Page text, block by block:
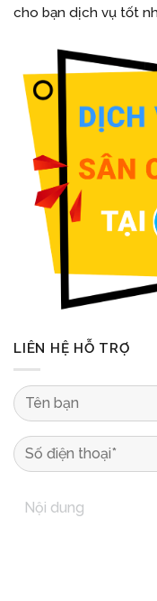
cho bạn dịch vụ tốt
LIÊN HỆ HỖ TRỢ